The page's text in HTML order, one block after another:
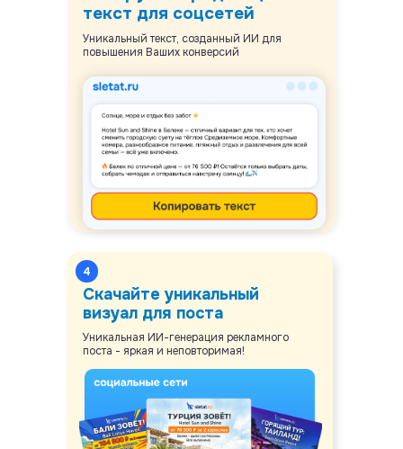
текст для соцсетей
Уникальный текст, созданный ИИ для
повышения Ваших конверсий
Скачайте уникальный
визуал для поста
Уникальная ИИ-генерация рекламного
поста - яркая и неповторимая!
4